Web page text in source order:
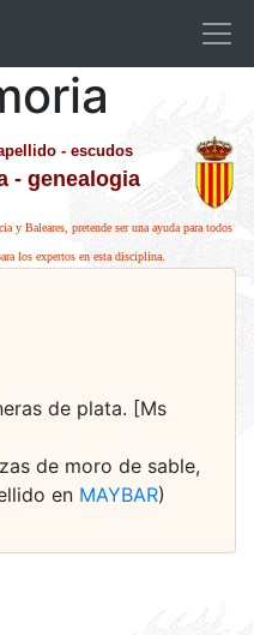
- escudos
- genealogia
y Baleares, pretende ser una ayuda para todos
los expertos en esta disciplina.
de plata. [Ms
de moro de sable,
en MAYBAR)